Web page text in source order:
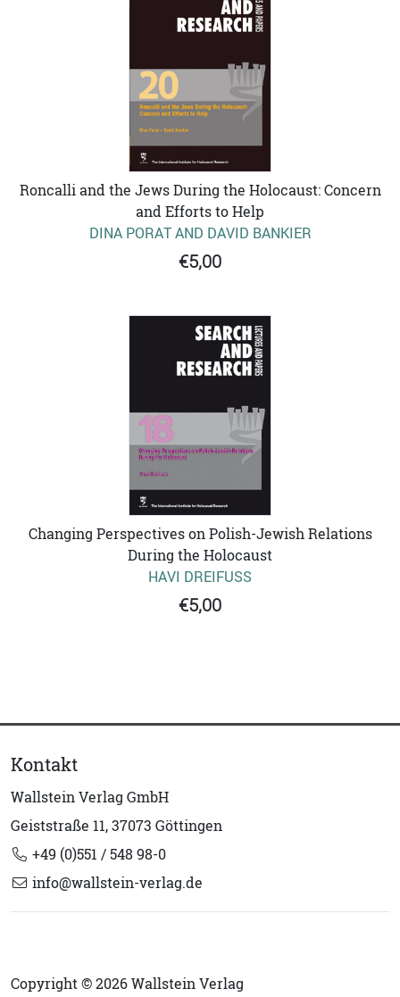
Roncalli and the Jews During the Holocaust: Concern
and Efforts to Help
DINA PORAT AND DAVID BANKIER
€5,00
Changing Perspectives on Polish-Jewish Relations
During the Holocaust
HAVI DREIFUSS
€5,00
Kontakt
Wallstein Verlag GmbH
Geiststraße 11, 37073 Göttingen
+49 (0)551 / 548 98-0
info@wallstein-verlag.de
Copyright © 2026 Wallstein Verlag